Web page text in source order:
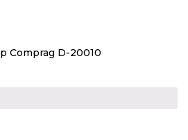
Comprag D-20010